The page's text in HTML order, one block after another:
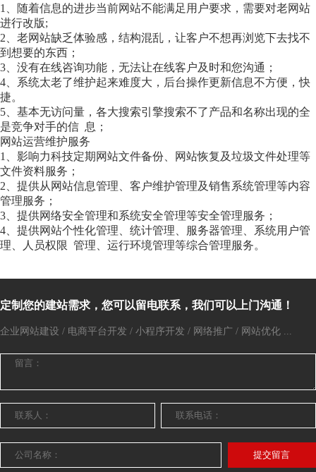
1、随着信息的进步当前网站不能满足用户要求，需要对老网站
进行改版;
2、老网站缺乏体验感，结构混乱，让客户不想再浏览下去找不
到想要的东西；
3、没有在线咨询功能，无法让在线客户及时和您沟通；
4、系统太老了维护起来难度大，后台操作更新信息不方便，快
捷。
5、基本无访问量，各大搜索引擎搜索不了产品和名称出现的全
是竞争对手的信 息；
网站运营维护服务
1、影响力科技定期网站文件备份、网站恢复及垃圾文件处理等
文件资料服务；
2、提供从网站信息管理、客户维护管理及销售系统管理等内容
管理服务；
3、提供网络安全管理和系统安全管理等安全管理服务；
4、提供网站个性化管理、统计管理、服务器管理、系统用户管
理、人员权限 管理、运行环境管理等综合管理服务。
定制您的建站需求，您可以留电联系，我们可以上门沟通！
企业网站建设 / 电商平台开发 / 小程序开发 / 网络推广 / 网站优化 ...
提交留言